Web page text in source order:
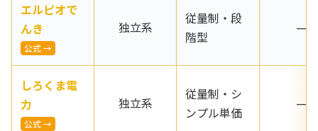
エルピオで
んき
公式 →
独立系
従量制・段
階型
—
しろくま電
力
公式 →
独立系
従量制・シ
ンプル単価
—